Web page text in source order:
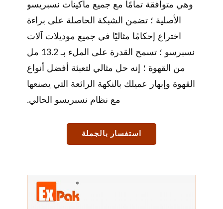
وهي متوافقة تمامًا مع جميع ماكينات نسبريسو
الأصلية ؛ تضمن الشبكة الحاصلة على براءة
اختراع إحكامًا مثاليًا في جميع موديلات آلات
نسبرسو ؛ تسمح القدرة على الملء بـ 13.2 مل
من القهوة ؛ إنه حل مثالي لتعبئة أفضل أنواع
القهوة وإبهار عميلك بالنكهة الرائعة التي يصنعها
مع نظام نسبريسو الحالي.
استفسار بالجملة